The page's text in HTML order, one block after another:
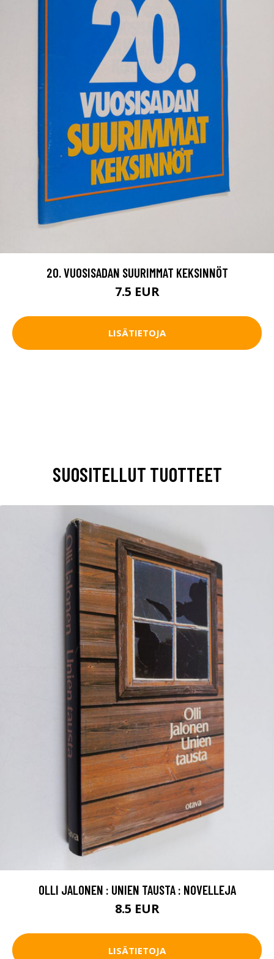
20. VUOSISADAN SUURIMMAT KEKSINNÖT
7.5 EUR
LISÄTIETOJA
SUOSITELLUT TUOTTEET
OLLI JALONEN : UNIEN TAUSTA : NOVELLEJA
8.5 EUR
LISÄTIETOJA